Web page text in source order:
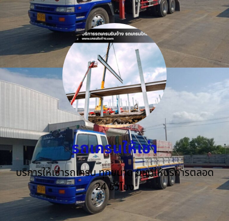
รถเครนให้เช่า
บริการให้เช่ารถเครน ทุกขนาด ยินดีให้บริการตลอด
24 ชั่วโมง